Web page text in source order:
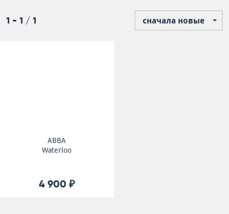
1 - 1 / 1 сначала новые
ABBA
Waterloo
4 900 ₽